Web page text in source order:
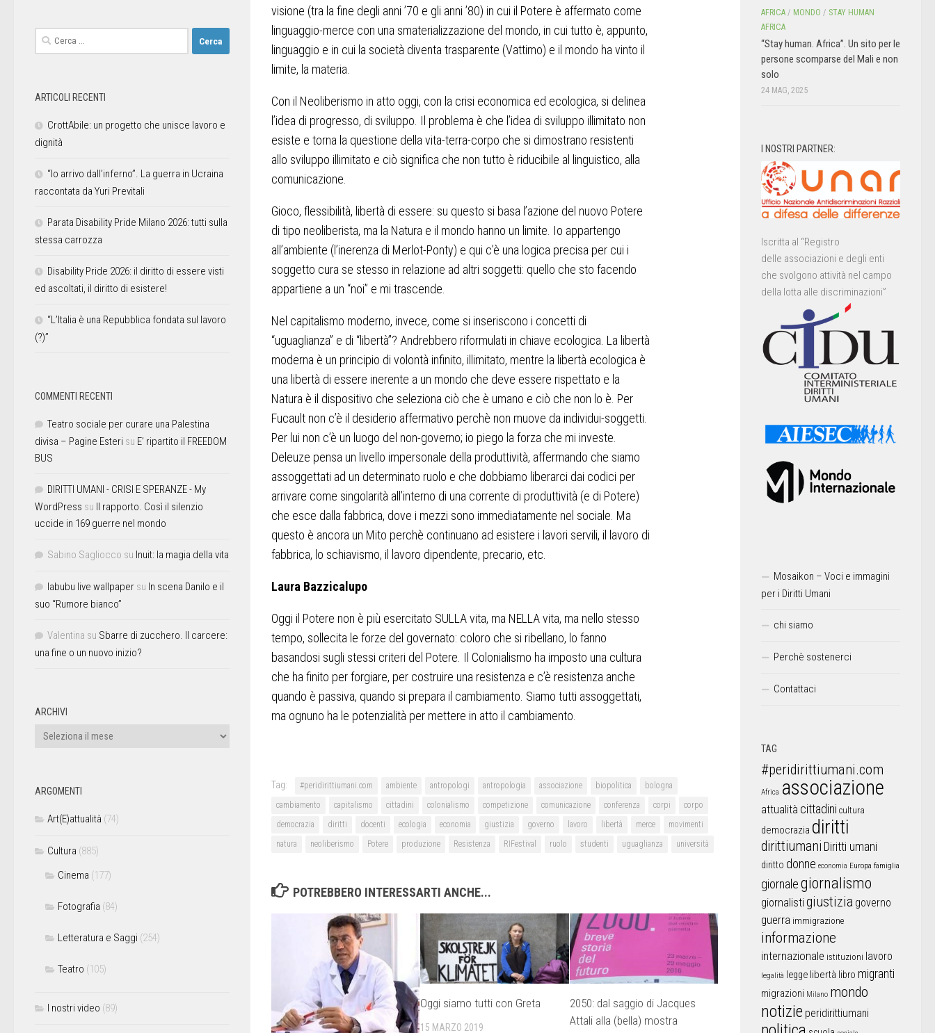
visione (tra la fine degli anni ’70 e gli anni ’80) in cui il Potere è affermato come
linguaggio-merce con una smaterializzazione del mondo, in cui tutto è, appunto,
linguaggio e in cui la società diventa trasparente (Vattimo) e il mondo ha vinto il
limite, la materia.
Con il Neoliberismo in atto oggi, con la crisi economica ed ecologica, si delinea
l’idea di progresso, di sviluppo. Il problema è che l’idea di sviluppo illimitato non
esiste e torna la questione della vita-terra-corpo che si dimostrano resistenti
allo sviluppo illimitato e ciò significa che non tutto è riducibile al linguistico, alla
comunicazione.
Gioco, flessibilità, libertà di essere: su questo si basa l’azione del nuovo Potere
di tipo neoliberista, ma la Natura e il mondo hanno un limite. Io appartengo
all’ambiente (l’inerenza di Merlot-Ponty) e qui c’è una logica precisa per cui i
soggetto cura se stesso in relazione ad altri soggetti: quello che sto facendo
appartiene a un “noi” e mi trascende.
Nel capitalismo moderno, invece, come si inseriscono i concetti di
“uguaglianza” e di “libertà”? Andrebbero riformulati in chiave ecologica. La libertà
moderna è un principio di volontà infinito, illimitato, mentre la libertà ecologica è
una libertà di essere inerente a un mondo che deve essere rispettato e la
Natura è il dispositivo che seleziona ciò che è umano e ciò che non lo è. Per
Fucault non c’è il desiderio affermativo perchè non muove da individui-soggetti.
Per lui non c’è un luogo del non-governo; io piego la forza che mi investe.
Deleuze pensa un livello impersonale della produttività, affermando che siamo
assoggettati ad un determinato ruolo e che dobbiamo liberarci dai codici per
arrivare come singolarità all’interno di una corrente di produttività (e di Potere)
che esce dalla fabbrica, dove i mezzi sono immediatamente nel sociale. Ma
questo è ancora un Mito perchè continuano ad esistere i lavori servili, il lavoro di
fabbrica, lo schiavismo, il lavoro dipendente, precario, etc.
Laura Bazzicalupo
Oggi il Potere non è più esercitato SULLA vita, ma NELLA vita, ma nello stesso
tempo, sollecita le forze del governato: coloro che si ribellano, lo fanno
basandosi sugli stessi criteri del Potere. Il Colonialismo ha imposto una cultura
che ha finito per forgiare, per costruire una resistenza e c’è resistenza anche
quando è passiva, quando si prepara il cambiamento. Siamo tutti assoggettati,
ma ognuno ha le potenzialità per mettere in atto il cambiamento.
Tag: #peridirittiumani.com ambiente antropologi antropologia associazione biopolitica
bologna
cambiamento
capitalismo cittadini colonialismo competizione comunicazione conferenza corpi
corpo
democrazia
diritti docenti ecologia economia giustizia governo lavoro libertà merce
movimenti
natura
neoliberismo Potere produzione Resistenza RIFestival ruolo studenti uguaglianza università
POTREBBERO INTERESSARTI ANCHE...
Oggi siamo tutti con Greta
15 MARZO 2019
2050: dal saggio di Jacques
Attali alla (bella) mostra
ARTICOLI RECENTI
CrottAbile: un progetto che unisce lavoro e
dignità
“Io arrivo dall’inferno”. La guerra in Ucraina
raccontata da Yuri Previtali
Parata Disability Pride Milano 2026: tutti sulla
stessa carrozza
Disability Pride 2026: il diritto di essere visti
ed ascoltati, il diritto di esistere!
“L’Italia è una Repubblica fondata sul lavoro
(?)”
COMMENTI RECENTI
Teatro sociale per curare una Palestina
divisa – Pagine Esteri su E’ ripartito il FREEDOM
BUS
DIRITTI UMANI - CRISI E SPERANZE - My
WordPress su Il rapporto. Così il silenzio
uccide in 169 guerre nel mondo
Sabino Sagliocco su Inuit: la magia della vita
labubu live wallpaper su In scena Danilo e il
suo “Rumore bianco”
Valentina su Sbarre di zucchero. Il carcere:
una fine o un nuovo inizio?
ARCHIVI
ARGOMENTI
Art(E)attualità (74)
Cultura (885)
Cinema (177)
Fotografia (84)
Letteratura e Saggi (254)
Teatro (105)
I nostri video (89)
AFRICA / MONDO / STAY HUMAN
AFRICA
“Stay human. Africa”. Un sito per le
persone scomparse del Mali e non
solo
24 MAG, 2025
I NOSTRI PARTNER:
Iscritta al “Registro
delle associazioni e degli enti
che svolgono attività nel campo
della lotta alle discriminazioni”
Mosaikon – Voci e immagini
per i Diritti Umani
chi siamo
Perchè sostenerci
Contattaci
TAG
#peridirittiumani.com
Africa associazione
attualità cittadini cultura
democrazia diritti
dirittiumani Diritti umani
diritto donne economia Europa famiglia
giornalegiornalismo
giornalistigiustizia governo
guerra immigrazione
informazione
internazionale istituzioni lavoro
legalità legge libertà libro migranti
migrazioni Milano mondo
notizie peridirittiumani